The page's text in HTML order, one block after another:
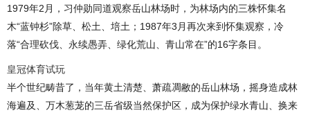
1979年2月，习仲勋同道观察岳山林场时，为林场内的三株怀集名
木“蓝钟杉”除草、松土、培土；1987年3月再次来到怀集观察，冷
落“合理砍伐、永续愚弄、绿化荒山、青山常在”的16字条目。
皇冠体育试玩
半个世纪畴昔了，当年黄土清楚、萧疏凋敝的岳山林场，摇身造成林
海遍及、万木葱茏的三岳省级当然保护区，成为保护绿水青山、换来